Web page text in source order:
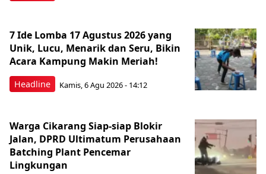
Headline
7 Ide Lomba 17 Agustus 2026 yang
Unik, Lucu, Menarik dan Seru, Bikin
Acara Kampung Makin Meriah!
Kamis, 6 Agu 2026 - 14:12
Warga Cikarang Siap-siap Blokir
Jalan, DPRD Ultimatum Perusahaan
Batching Plant Pencemar
Lingkungan